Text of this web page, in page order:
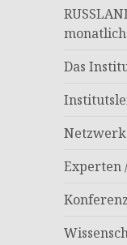
Das
Experten